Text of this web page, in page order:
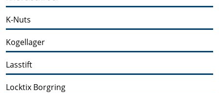
K-Nuts
Kogellager
Lasstift
Locktix Borgring